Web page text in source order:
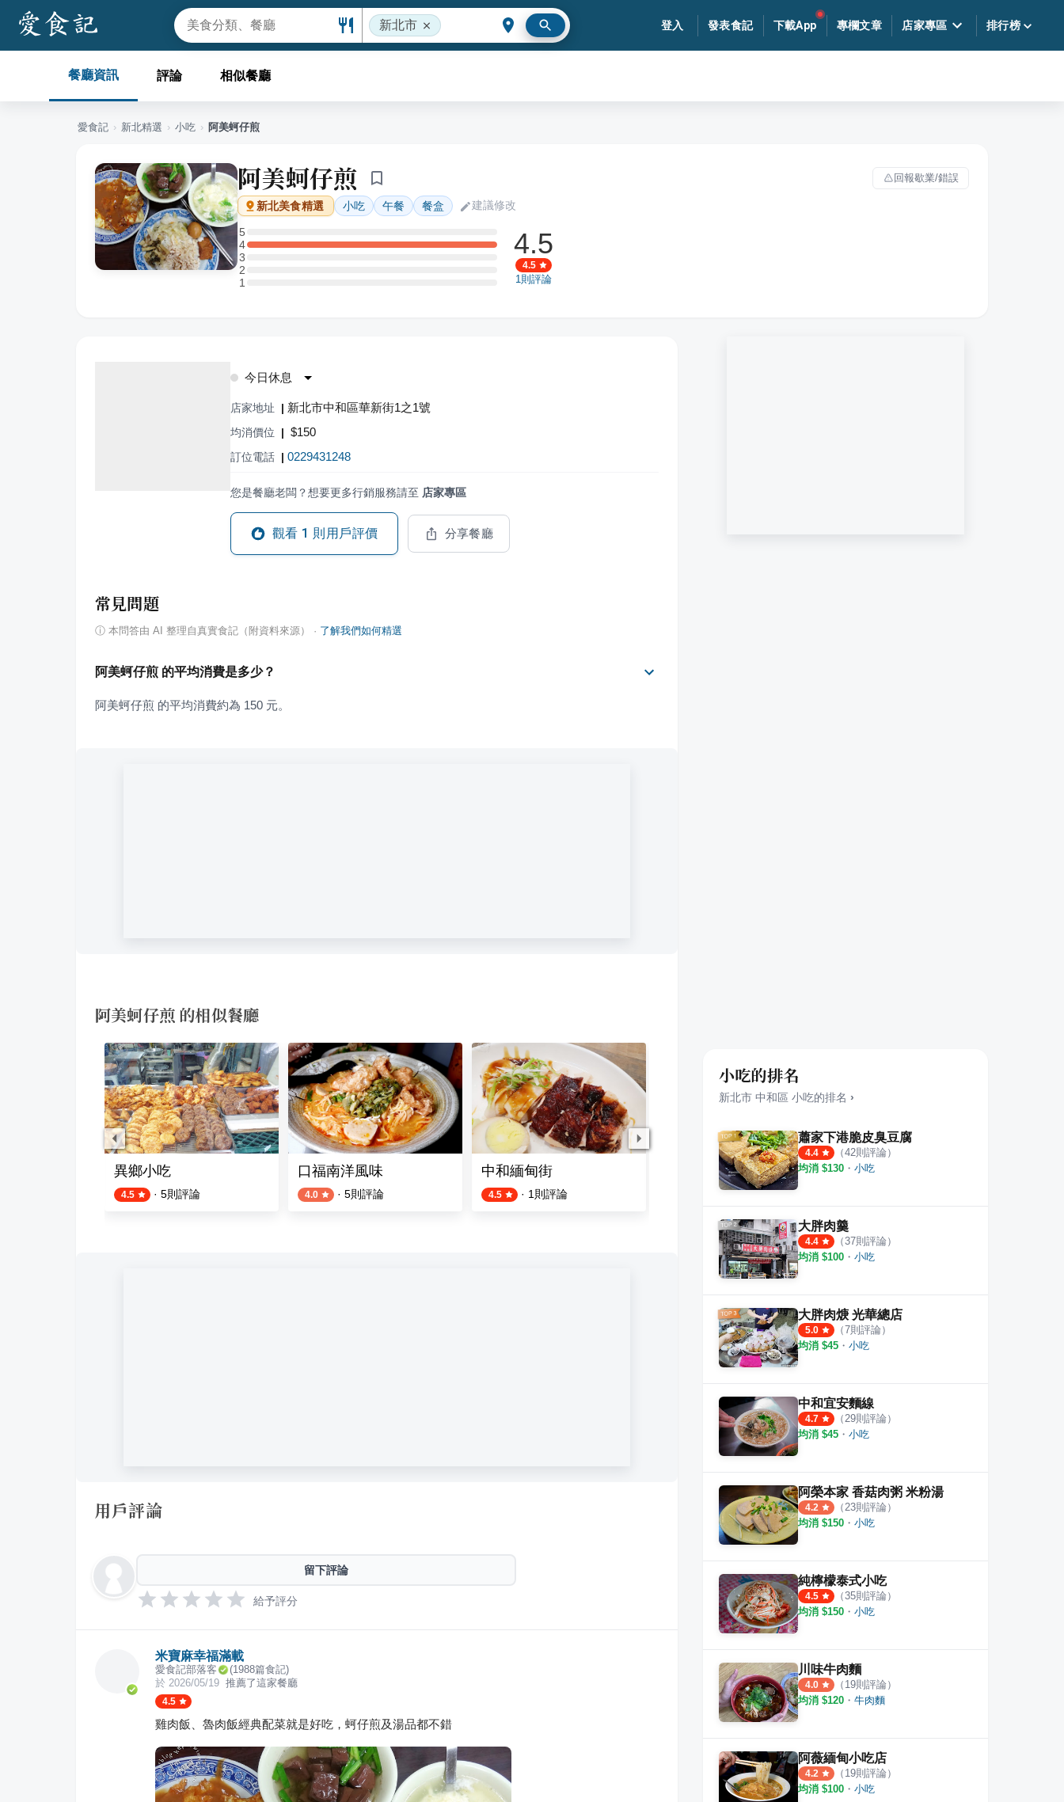
新北市 登入 發表食記 下載App 專欄文章 店家專區 排行榜
餐廳資訊 評論 相似餐廳
愛食記 › 新北精選 › 小吃 › 阿美蚵仔煎
阿美蚵仔煎 回報歇業/錯誤
新北美食精選 小吃 午餐 餐盒 建議修改
5
5 星：0 則評論
4
4 星：1 則評論
3
3 星：0 則評論
2
2 星：0 則評論
11 星：0 則評論
4.5
4.5
1則評論
今日休息
店家地址 | 新北市中和區華新街1之1號
均消價位 | $150
訂位電話 | 0229431248
您是餐廳老闆？想要更多行銷服務請至 店家專區
觀看 1 則用戶評價 分享餐廳
常見問題
ⓘ 本問答由 AI 整理自真實食記（附資料來源） · 了解我們如何精選
阿美蚵仔煎 的平均消費是多少？
阿美蚵仔煎 的平均消費約為 150 元。
阿美蚵仔煎 的相似餐廳
異鄉小吃
4.5 · 5則評論
口福南洋風味
4.0 · 5則評論
中和緬甸街
4.5 · 1 則評論
祥鈺港式茶樓
30則評論
阿仙雲緬美食
用戶評論
留下評論
給予評分
米寶麻幸福滿載
愛食記部落客 (1988篇食記)
於 2026/05/19 推薦了這家餐廳
4.5
雞肉飯、魯肉飯經典配菜就是好吃，蚵仔煎及湯品都不錯
小吃的排名
新北市 中和區 小吃的排名 ›
蕭家下港脆皮臭豆腐
4.4 （42則評論）
均消 $130 ・ 小吃
大胖肉羹
4.4 （37則評論）
均消 $100 ・ 小吃
大胖肉焿 光華總店
5.0 （7則評論）
均消 $45 ・ 小吃
中和宜安麵線
4.7 （ 29則評論）
均消 $45 ・ 小吃
阿榮本家 香菇肉粥 米粉湯
4.2 （ 23則評論）
均消 $150 ・ 小吃
純檸檬泰式小吃
4.5 （35則評論）
均消 $150 ・ 小吃
川味牛肉麵
4.0 （ 19則評論）
均消 $120 ・ 牛肉麵
阿薇緬甸小吃店
4.2 （ 19則評論）
均消 $100 ・ 小吃